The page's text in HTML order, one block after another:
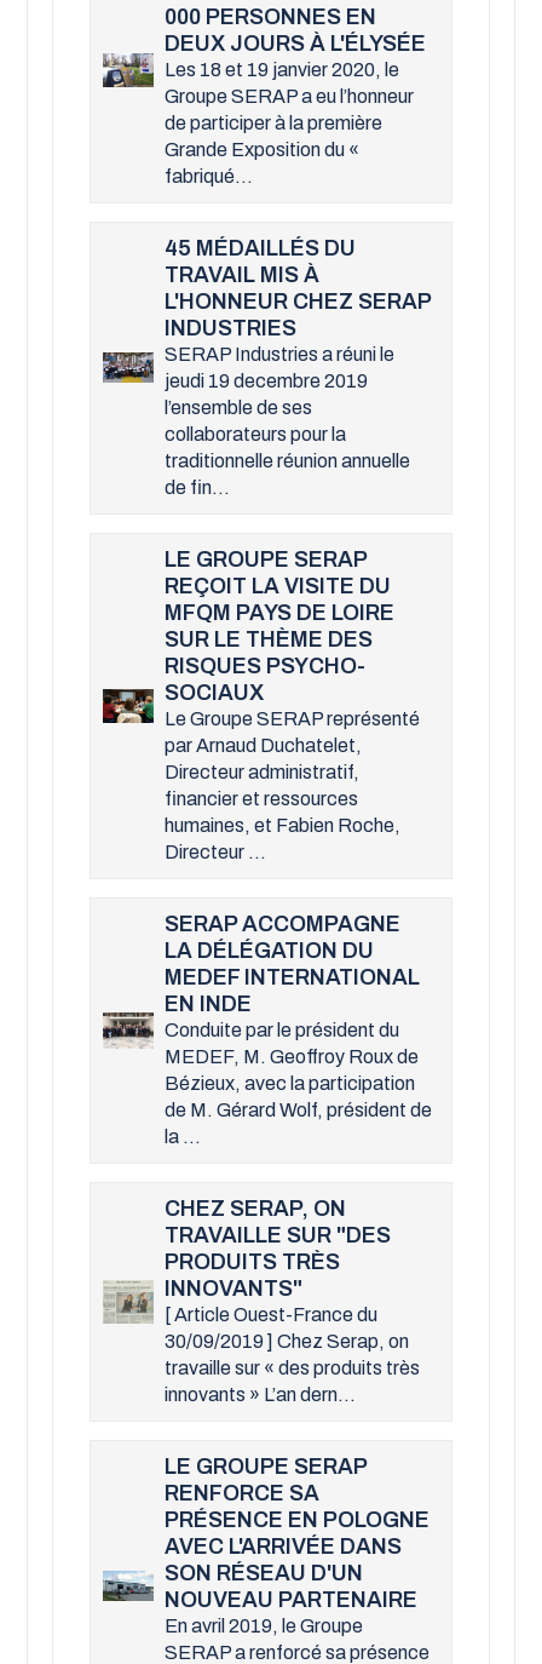
000 PERSONNES EN
DEUX JOURS À L'ÉLYSÉE
Les 18 et 19 janvier 2020, le
Groupe SERAP a eu l’honneur
de participer à la première
Grande Exposition du «
fabriqué...
45 MÉDAILLÉS DU
TRAVAIL MIS À
L'HONNEUR CHEZ SERAP
INDUSTRIES
SERAP Industries a réuni le
jeudi 19 decembre 2019
l’ensemble de ses
collaborateurs pour la
traditionnelle réunion annuelle
de fin...
LE GROUPE SERAP
REÇOIT LA VISITE DU
MFQM PAYS DE LOIRE
SUR LE THÈME DES
RISQUES PSYCHO-
SOCIAUX
Le Groupe SERAP représenté
par Arnaud Duchatelet,
Directeur administratif,
financier et ressources
humaines, et Fabien Roche,
Directeur ...
SERAP ACCOMPAGNE
LA DÉLÉGATION DU
MEDEF INTERNATIONAL
EN INDE
Conduite par le président du
MEDEF, M. Geoffroy Roux de
Bézieux, avec la participation
de M. Gérard Wolf, président de
la ...
CHEZ SERAP, ON
TRAVAILLE SUR "DES
PRODUITS TRÈS
INNOVANTS"
[ Article Ouest-France du
30/09/2019 ] Chez Serap, on
travaille sur « des produits très
innovants » L’an dern...
LE GROUPE SERAP
RENFORCE SA
PRÉSENCE EN POLOGNE
AVEC L'ARRIVÉE DANS
SON RÉSEAU D'UN
NOUVEAU PARTENAIRE
En avril 2019, le Groupe
SERAP a renforcé sa présence